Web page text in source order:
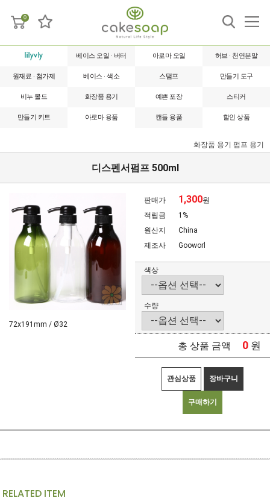
0
베이스 오일 · 버터 아로마 오일 허브 · 천연분말
원재료 · 첨가제 베이스 · 색소 스탬프 만들기 도구
비누 몰드 화장품 용기 예쁜 포장 스티커
만들기 키트 아로마 용품 캔들 용품 할인 상품
화장품 용기 펌프 용기
디스펜서펌프 500ml
72x191mm / Ø32
판매가 1,300원
적립금
1%
원산지
China
제조사
Gooworl
색상
수량
총 상품 금액 0 원
관심상품 장바구니
구매하기
RELATED ITEM